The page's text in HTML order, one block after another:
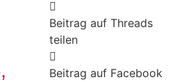
Beitrag auf Threads
teilen
Beitrag auf Facebook